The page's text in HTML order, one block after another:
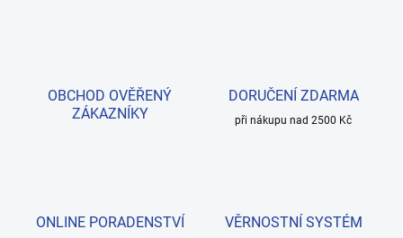
OBCHOD OVĚŘENÝ
ZÁKAZNÍKY
DORUČENÍ ZDARMA
při nákupu nad 2500 Kč
ONLINE PORADENSTVÍ VĚRNOSTNÍ SYSTÉM